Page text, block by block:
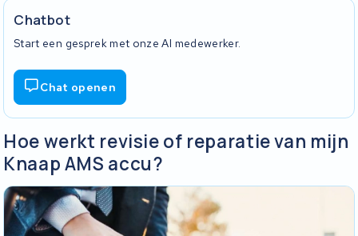
Chatbot
Start een gesprek met onze AI medewerker.
Chat openen
Hoe werkt revisie of reparatie van mijn
Knaap AMS accu?